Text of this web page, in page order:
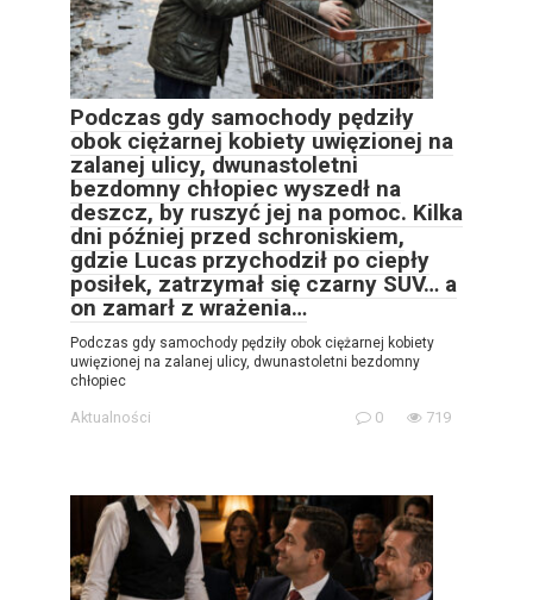
Podczas gdy samochody pędziły
obok ciężarnej kobiety uwięzionej na
zalanej ulicy, dwunastoletni
bezdomny chłopiec wyszedł na
deszcz, by ruszyć jej na pomoc. Kilka
dni później przed schroniskiem,
gdzie Lucas przychodził po ciepły
posiłek, zatrzymał się czarny SUV… a
on zamarł z wrażenia…
Podczas gdy samochody pędziły obok ciężarnej kobiety
uwięzionej na zalanej ulicy, dwunastoletni bezdomny
chłopiec
Aktualności 0 719